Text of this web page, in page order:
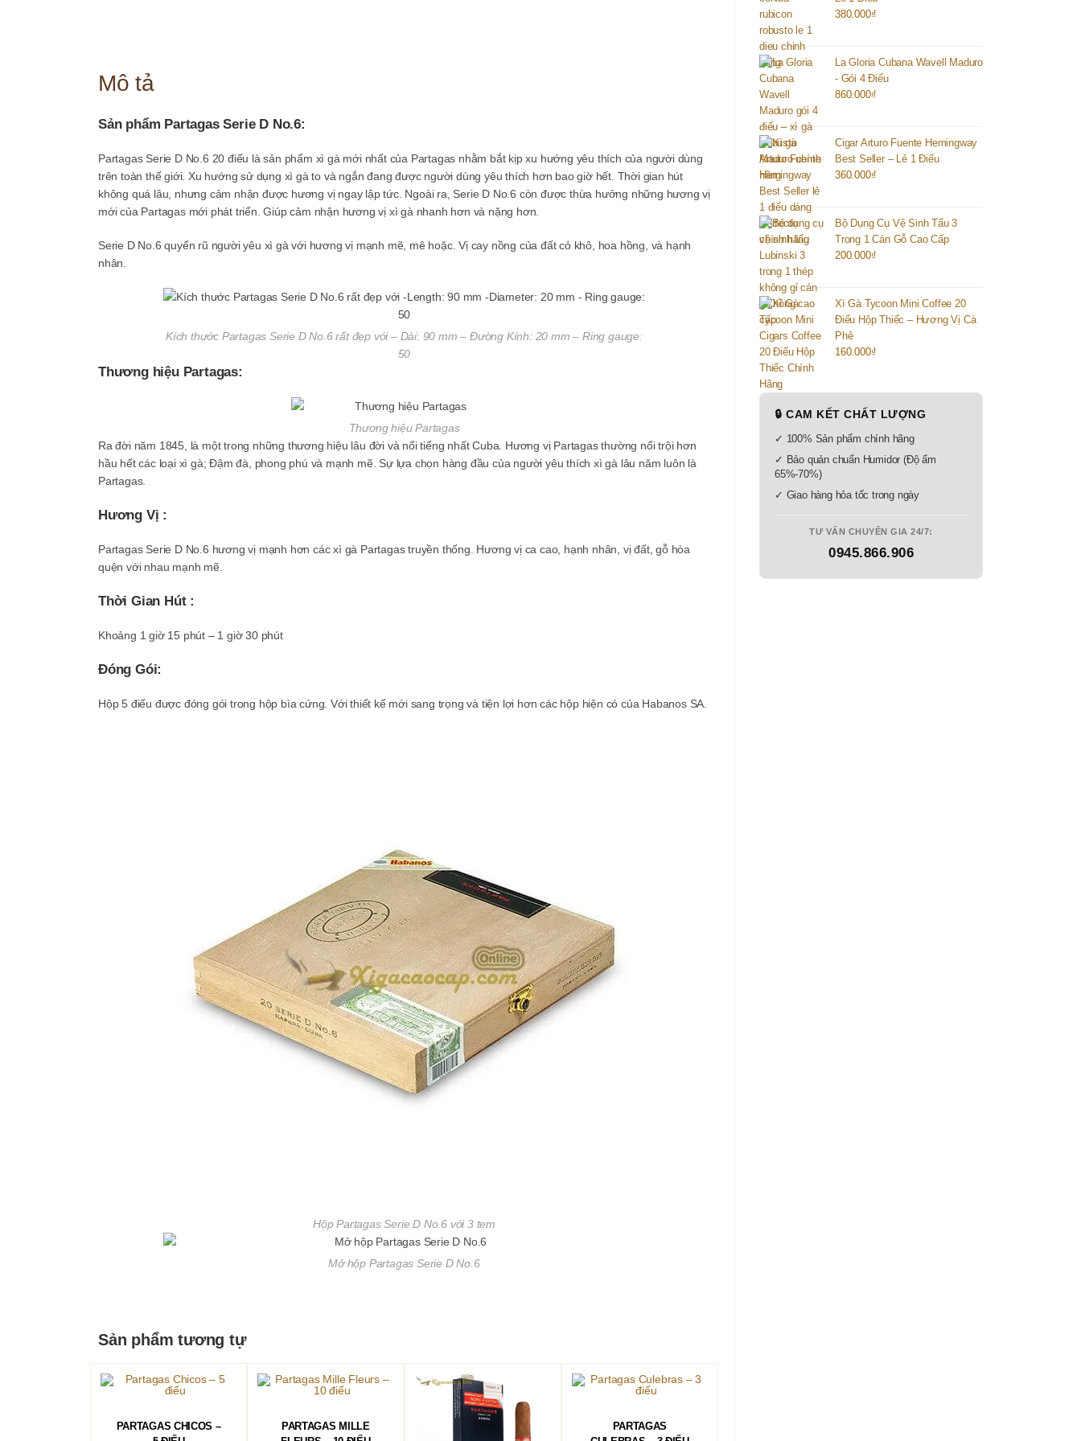
Mô tả
Sản phẩm Partagas Serie D No.6:
Partagas Serie D No.6 20 điếu là sản phẩm xì gà mới nhất của Partagas nhằm bắt kịp xu hướng yêu thích của người dùng
trên toàn thế giới. Xu hướng sử dụng xì gà to và ngắn đang được người dùng yêu thích hơn bao giờ hết. Thời gian hút
không quá lâu, nhưng cảm nhận được hương vị ngay lập tức. Ngoài ra, Serie D No.6 còn được thừa hưởng những hương vị
mới của Partagas mới phát triển. Giúp cảm nhận hương vị xì gà nhanh hơn và nặng hơn.
Serie D No.6 quyến rũ người yêu xì gà với hương vị mạnh mẽ, mê hoặc. Vị cay nồng của đất cỏ khô, hoa hồng, và hạnh
nhân.
Kích thước Partagas Serie D No.6 rất đẹp với – Dài: 90 mm – Đường Kính: 20 mm – Ring gauge:
50
Thương hiệu Partagas:
Thương hiệu Partagas
Ra đời năm 1845, là một trong những thương hiệu lâu đời và nổi tiếng nhất Cuba. Hương vị Partagas thường nổi trội hơn
hầu hết các loại xì gà; Đậm đà, phong phú và mạnh mẽ. Sự lựa chọn hàng đầu của người yêu thích xì gà lâu năm luôn là
Partagas.
Hương Vị :
Partagas Serie D No.6 hương vị mạnh hơn các xì gà Partagas truyền thống. Hương vị ca cao, hạnh nhân, vị đất, gỗ hòa
quện với nhau mạnh mẽ.
Thời Gian Hút :
Khoảng 1 giờ 15 phút – 1 giờ 30 phút
Đóng Gói:
Hộp 5 điếu được đóng gói trong hộp bìa cứng. Với thiết kế mới sang trọng và tiện lợi hơn các hộp hiện có của Habanos SA.
Hộp Partagas Serie D No.6 với 3 tem
Mở hộp Partagas Serie D No.6
Sản phẩm tương tự
PARTAGAS CHICOS –
PARTAGAS MILLE
PARTAGAS
380.000₫
La Gloria Cubana Wavell Maduro
- Gói 4 Điếu
860.000₫
Cigar Arturo Fuente Hemingway
Best Seller – Lẻ 1 Điếu
360.000₫
Bộ Dụng Cụ Vệ Sinh Tẩu 3
Trong 1 Cán Gỗ Cao Cấp
200.000₫
Xì Gà Tycoon Mini Coffee 20
Điếu Hộp Thiếc – Hương Vị Cà
Phê
160.000₫
🔒 CAM KẾT CHẤT LƯỢNG
✓ 100% Sản phẩm chính hãng
✓ Bảo quản chuẩn Humidor (Độ ẩm
65%-70%)
✓ Giao hàng hỏa tốc trong ngày
TƯ VẤN CHUYÊN GIA 24/7:
0945.866.906